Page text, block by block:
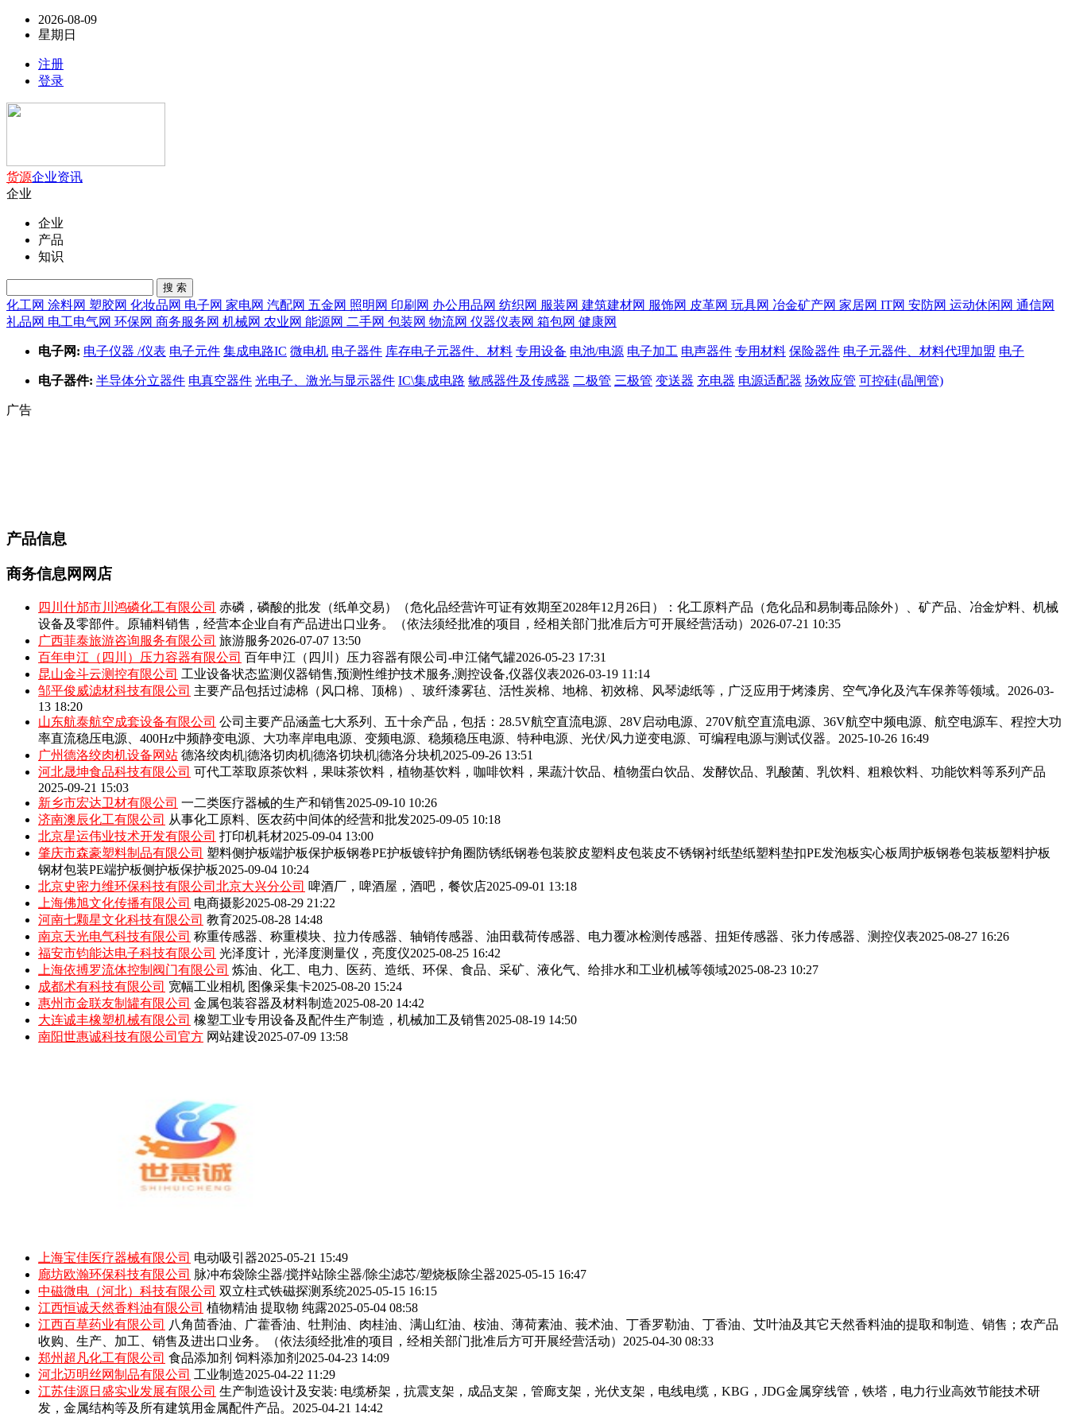
2026-08-09
星期日
注册
登录
货源企业资讯
企业
企业
产品
知识
搜 索
化工网 涂料网 塑胶网 化妆品网 电子网 家电网 汽配网 五金网 照明网 印刷网 办公用品网 纺织网 服装网 建筑建材网 服饰网 皮革网 玩具网 冶金矿产网 家居网 IT网 安防网 运动休闲网 通信网
礼品网 电工电气网 环保网 商务服务网 机械网 农业网 能源网 二手网 包装网 物流网 仪器仪表网 箱包网 健康网
电子网: 电子仪器 /仪表 电子元件 集成电路IC 微电机 电子器件 库存电子元器件、材料 专用设备 电池/电源 电子加工 电声器件 专用材料 保险器件 电子元器件、材料代理加盟 电子
电子器件: 半导体分立器件 电真空器件 光电子、激光与显示器件 IC\集成电路 敏感器件及传感器 二极管 三极管 变送器 充电器 电源适配器 场效应管 可控硅(晶闸管)
广告
产品信息
商务信息网网店
四川什邡市川鸿磷化工有限公司 赤磷，磷酸的批发（纸单交易）（危化品经营许可证有效期至2028年12月26日）：化工原料产品（危化品和易制毒品除外）、矿产品、冶金炉料、机械
设备及零部件。原辅料销售，经营本企业自有产品进出口业务。（依法须经批准的项目，经相关部门批准后方可开展经营活动） 2026-07-21 10:35
广西菲泰旅游咨询服务有限公司 旅游服务2026-07-07 13:50
百年申江（四川）压力容器有限公司 百年申江（四川）压力容器有限公司-申江储气罐2026-05-23 17:31
昆山金斗云测控有限公司 工业设备状态监测仪器销售,预测性维护技术服务,测控设备,仪器仪表2026-03-19 11:14
邹平俊威滤材科技有限公司 主要产品包括‌过滤棉（风口棉、顶棉）、玻纤漆雾毡、活性炭棉、地棉、初效棉、风琴滤纸‌等，广泛应用于烤漆房、空气净化及汽车保养等领域。‌‌ 2026-03-
13 18:20
山东航泰航空成套设备有限公司 公司主要产品涵盖七大系列、五十余产品，包括：28.5V航空直流电源、28V启动电源、270V航空直流电源、36V航空中频电源、航空电源车、程控大功
率直流稳压电源、400Hz中频静变电源、大功率岸电电源、变频电源、稳频稳压电源、特种电源、光伏/风力逆变电源、可编程电源与测试仪器。 2025-10-26 16:49
广州德洛绞肉机设备网站 德洛绞肉机|德洛切肉机|德洛切块机|德洛分块机2025-09-26 13:51
河北晟坤食品科技有限公司 可代工萃取原茶饮料，果味茶饮料，植物基饮料，咖啡饮料，果蔬汁饮品、植物蛋白饮品、发酵饮品、乳酸菌、乳饮料、粗粮饮料、功能饮料等系列产品
2025-09-21 15:03
新乡市宏达卫材有限公司 一二类医疗器械的生产和销售2025-09-10 10:26
济南澳辰化工有限公司 从事化工原料、医农药中间体的经营和批发2025-09-05 10:18
北京星运伟业技术开发有限公司 打印机耗材2025-09-04 13:00
肇庆市森豪塑料制品有限公司 塑料侧护板端护板保护板钢卷PE护板镀锌护角圈防锈纸钢卷包装胶皮塑料皮包装皮不锈钢衬纸垫纸塑料垫扣PE发泡板实心板周护板钢卷包装板塑料护板
钢材包装PE端护板侧护板保护板2025-09-04 10:24
北京史密力维环保科技有限公司北京大兴分公司 啤酒厂，啤酒屋，酒吧，餐饮店2025-09-01 13:18
上海佛旭文化传播有限公司 电商摄影2025-08-29 21:22
河南七颗星文化科技有限公司 教育2025-08-28 14:48
南京天光电气科技有限公司 称重传感器、称重模块、拉力传感器、轴销传感器、油田载荷传感器、电力覆冰检测传感器、扭矩传感器、张力传感器、测控仪表2025-08-27 16:26
福安市钧能达电子科技有限公司 光泽度计，光泽度测量仪，亮度仪2025-08-25 16:42
上海依搏罗流体控制阀门有限公司 炼油、化工、电力、医药、造纸、环保、食品、采矿、液化气、给排水和工业机械等领域2025-08-23 10:27
成都术有科技有限公司 宽幅工业相机 图像采集卡2025-08-20 15:24
惠州市金联友制罐有限公司 金属包装容器及材料制造2025-08-20 14:42
大连诚丰橡塑机械有限公司 橡塑工业专用设备及配件生产制造，机械加工及销售2025-08-19 14:50
南阳世惠诚科技有限公司官方 网站建设2025-07-09 13:58
上海宝佳医疗器械有限公司 电动吸引器2025-05-21 15:49
廊坊欧瀚环保科技有限公司 脉冲布袋除尘器/搅拌站除尘器/除尘滤芯/塑烧板除尘器2025-05-15 16:47
中磁微电（河北）科技有限公司 双立柱式铁磁探测系统2025-05-15 16:15
江西恒诚天然香料油有限公司 植物精油 提取物 纯露2025-05-04 08:58
江西百草药业有限公司
八角茴香油、广藿香油、牡荆油、肉桂油、满山红油、桉油、薄荷素油、莪术油、丁香罗勒油、丁香油、艾叶油及其它天然香料油的提取和制造、销售；农产品
收购、生产、加工、销售及进出口业务。（依法须经批准的项目，经相关部门批准后方可开展经营活动） 2025-04-30 08:33
郑州超凡化工有限公司 食品添加剂 饲料添加剂 2025-04-23 14:09
河北迈明丝网制品有限公司 工业制造2025-04-22 11:29
江苏佳源日盛实业发展有限公司 生产制造设计及安装: 电缆桥架，抗震支架，成品支架，管廊支架，光伏支架，电线电缆，KBG，JDG金属穿线管，铁塔，电力行业高效节能技术研
发，金属结构等及所有建筑用金属配件产品。 2025-04-21 14:42